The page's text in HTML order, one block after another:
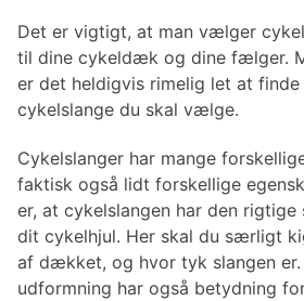
Det er vigtigt, at man vælger
til dine cykeldæk og dine fælger.
er det heldigvis rimelig let at finde
cykelslange du skal vælge.
Cykelslanger har mange
faktisk også lidt forskellige
er, at cykelslangen har den
dit cykelhjul. Her skal du særligt
af dækket, og hvor tyk slangen er.
udformning har også betydning